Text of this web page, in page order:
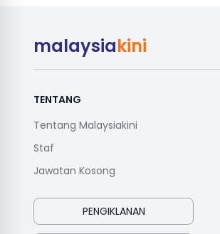
malaysiakini
TENTANG
Tentang Malaysiakini
Staf
Jawatan Kosong
PENGIKLANAN